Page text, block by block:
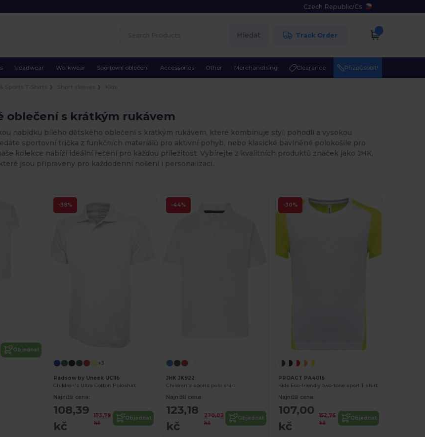
Czech Republic/Cs
Hledat Track Order
Headwear Workwear Sportovní oblečení Accessories Other Merchandising Clearance Přizpůsobit!
oblečení s krátkým rukávem
nabídku bílého dětského oblečení s krátkým rukávem, které kombinuje styl, pohodlí a vysokou
sportovní trička z funkčních materiálů pro aktivní pohyb, nebo klasické bavlněné polokošile pro
kolekce nabízí ideální řešení pro každou příležitost. Vybírejte z kvalitních produktů značek jako JHK,
jsou připraveny pro každodenní nošení i personalizaci.
Objednat
-38%
+3
Radsow by Uneek UC116
Children's Ultra Cotton Poloshirt
Najnižší cena:
108,39
kč
173,79
kč
Objednat
-44%
JHK JK922
Children's sports polo shirt
Najnižší cena:
123,18
kč
220,02
kč
Objednat
-30%
PROACT PA4016
Kids Eco-friendly two-tone sport T-shirt
Najnižší cena:
107,00
kč
152,76
kč
Objednat